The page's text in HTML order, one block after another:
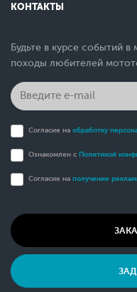
КОНТАКТЫ
Будьте в курсе событий
походы любителей
Согласие на обработку
Ознакомлен с Политикой
Согласие на получение